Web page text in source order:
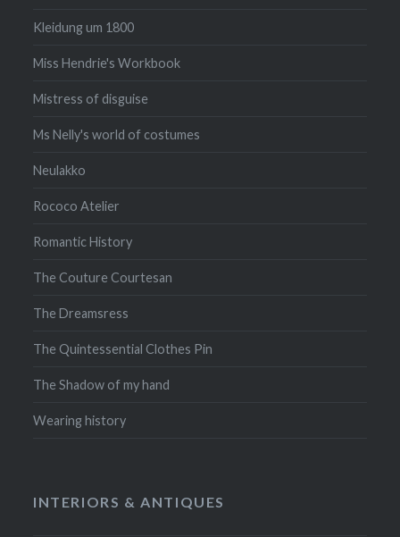
Kleidung um 1800
Miss Hendrie's Workbook
Mistress of disguise
Ms Nelly's world of costumes
Neulakko
Rococo Atelier
Romantic History
The Couture Courtesan
The Dreamsress
The Quintessential Clothes Pin
The Shadow of my hand
Wearing history
INTERIORS & ANTIQUES